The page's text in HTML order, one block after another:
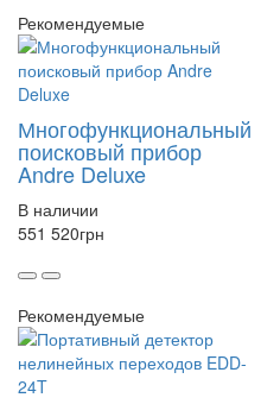
Рекомендуемые
Многофункциональный
поисковый прибор
Andre Deluxe
В наличии
551 520грн
Рекомендуемые